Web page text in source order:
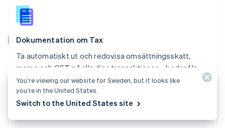
Dokumentation om Tax
Ta automatiskt ut och redovisa omsättningsskatt,
moms och GST på alla dina transaktioner – kodsnåla
och kodfria integrationer finns tillgängliga.
Spanien
Español
English
Sverige
ไทยEnglish
Tjeckien
English
DeutschEnglish
You’re viewing our website for Sweden, but it looks like
you’re in the United States.
Switch to the United States site